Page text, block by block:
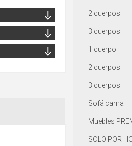
2 cuerpos
3 cuerpos
1 cuerpo
2 cuerpos
3 cuerpos
Sofá cama
Muebles
SOLO POR